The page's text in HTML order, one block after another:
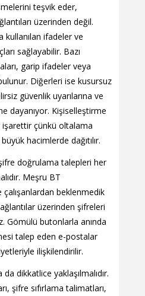
teşvik eder,
üzerinden değil.
kullanılan ifadeler ve
sağlayabilir. Bazı
garip ifadeler veya
Diğerleri ise kusursuz
güvenlik uyarılarına ve
dayanıyor. Kişiselleştirme
işarettir çünkü oltalama
hacimlerde dağıtılır.
doğrulama talepleri her
Meşru BT
beklenmedik
üzerinden şifreleri
Gömülü butonlarla anında
talep eden e-postalar
ilişkilendirilir.
dikkatlice yaklaşılmalıdır.
şifre sıfırlama talimatları,